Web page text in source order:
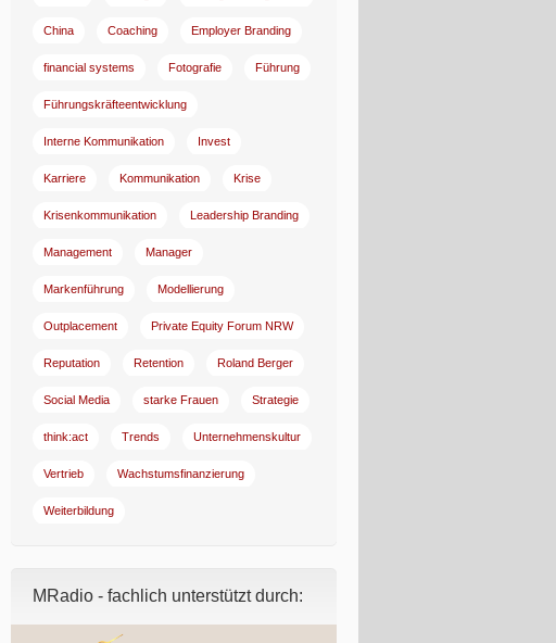
China Coaching Employer Branding
financial systems Fotografie Führung
Führungskräfteentwicklung
Interne Kommunikation Invest
Karriere Kommunikation Krise
Krisenkommunikation Leadership Branding
Management Manager
Markenführung Modellierung
Outplacement Private Equity Forum NRW
Reputation Retention Roland Berger
Social Media starke Frauen Strategie
think:act Trends Unternehmenskultur
Vertrieb Wachstumsfinanzierung
Weiterbildung
MRadio - fachlich unterstützt durch: